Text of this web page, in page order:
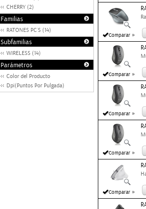
CHERRY (2)
Familias
RATONES PC´S (14)
Subfamilias
WIRELESS (14)
Parámetros
Color del Producto
Dpi(Puntos Por Pulgada)
Comparar »
Comparar »
Comparar »
Comparar »
Comparar »